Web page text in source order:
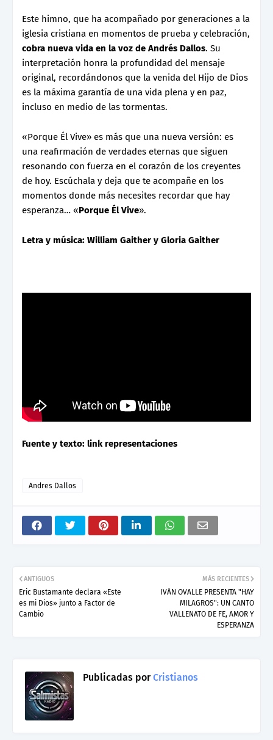
Este himno, que ha acompañado por generaciones a la
iglesia cristiana en momentos de prueba y celebración,
cobra nueva vida en la voz de Andrés Dallos. Su
interpretación honra la profundidad del mensaje
original, recordándonos que la venida del Hijo de Dios
es la máxima garantía de una vida plena y en paz,
incluso en medio de las tormentas.
«Porque Él Vive» es más que una nueva versión: es
una reafirmación de verdades eternas que siguen
resonando con fuerza en el corazón de los creyentes
de hoy. Escúchala y deja que te acompañe en los
momentos donde más necesites recordar que hay
esperanza… «Porque Él Vive».
Letra y música: William Gaither y Gloria Gaither
Fuente y texto: link representaciones
Andres Dallos
MÁS RECIENTES
IVÁN OVALLE PRESENTA "HAY
MILAGROS": UN CANTO
VALLENATO DE FE, AMOR Y
ESPERANZA
ANTIGUOS
Eric Bustamante declara «Este
es mi Dios» junto a Factor de
Cambio
Publicadas porCristianos